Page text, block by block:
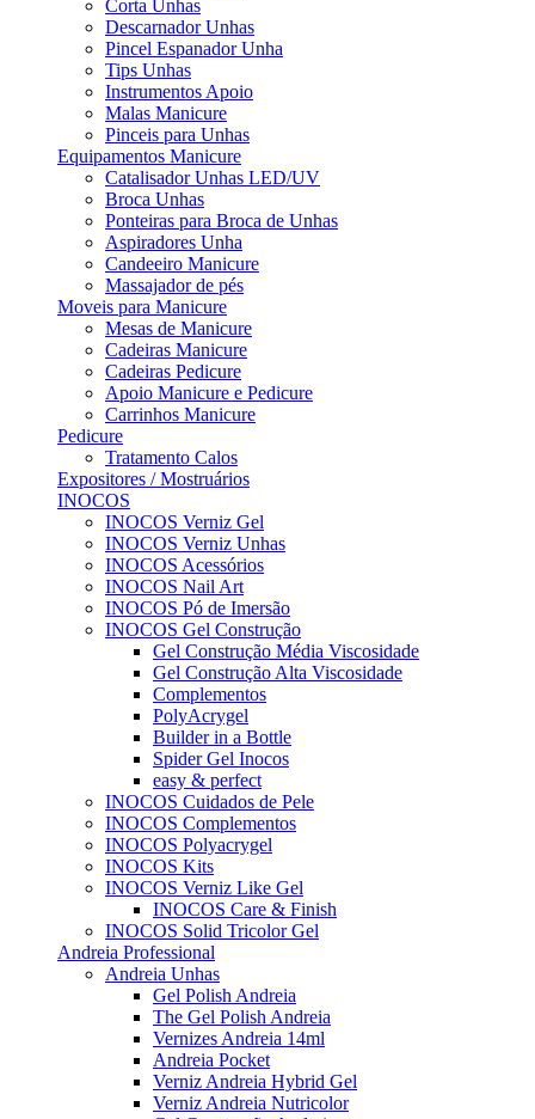
Corta Unhas
Descarnador Unhas
Pincel Espanador Unha
Tips Unhas
Instrumentos Apoio
Malas Manicure
Pinceis para Unhas
Equipamentos Manicure
Catalisador Unhas LED/UV
Broca Unhas
Ponteiras para Broca de Unhas
Aspiradores Unha
Candeeiro Manicure
Massajador de pés
Moveis para Manicure
Mesas de Manicure
Cadeiras Manicure
Cadeiras Pedicure
Apoio Manicure e Pedicure
Carrinhos Manicure
Pedicure
Tratamento Calos
Expositores / Mostruários
INOCOS
INOCOS Verniz Gel
INOCOS Verniz Unhas
INOCOS Acessórios
INOCOS Nail Art
INOCOS Pó de Imersão
INOCOS Gel Construção
Gel Construção Média Viscosidade
Gel Construção Alta Viscosidade
Complementos
PolyAcrygel
Builder in a Bottle
Spider Gel Inocos
easy & perfect
INOCOS Cuidados de Pele
INOCOS Complementos
INOCOS Polyacrygel
INOCOS Kits
INOCOS Verniz Like Gel
INOCOS Care & Finish
INOCOS Solid Tricolor Gel
Andreia Professional
Andreia Unhas
Gel Polish Andreia
The Gel Polish Andreia
Vernizes Andreia 14ml
Andreia Pocket
Verniz Andreia Hybrid Gel
Verniz Andreia Nutricolor